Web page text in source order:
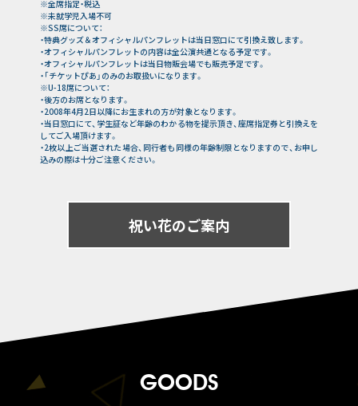
※全席指定・税込
※未就学児入場不可
※SS席について：
・特典グッズ＆オフィシャルパンフレットは当日窓口にて引換え致します。
・オフィシャルパンフレットの内容は全公演共通となる予定です。
・オフィシャルパンフレットは当日物販会場でも販売予定です。
・「チケットぴあ」のみのお取扱いになります。
※U-18席について：
・後方のお席となります。
・2008年4月2日以降にお生まれの方が対象となります。
・当日窓口にて、学生証など年齢のわかる物を提示頂き、座席指定券と引換えを
してご入場頂けます。
・2枚以上ご当選された場合、同行者も同様の年齢制限となりますので、お申し
込みの際は十分ご注意ください。
祝い花のご案内
GOODS